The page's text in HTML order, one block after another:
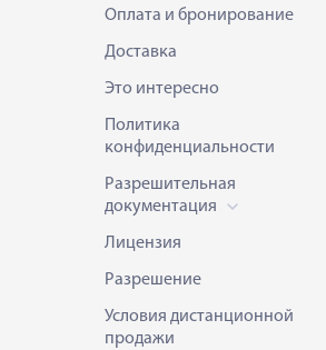
Оплата и бронирование
Доставка
Это интересно
Политика
конфиденциальности
Разрешительная
документация
Лицензия
Разрешение
Условия дистанционной
продажи